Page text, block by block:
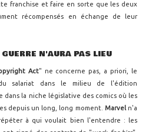
franchise et faire en sorte que les deux
récompensés en échange de leur
N'AURA PAS LIEU
Act" ne concerne pas, a priori, le
salariat dans le milieu de l'édition
dans la niche législative des comics où les
depuis un long, long moment. Marveln'a
à qui voulait bien l'entendre : les